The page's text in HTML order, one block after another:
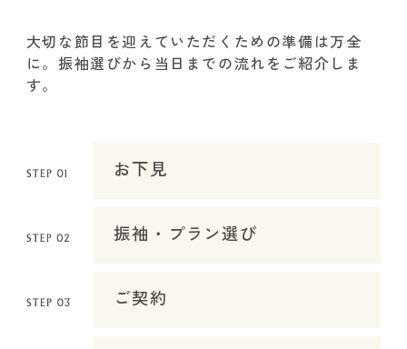
大切な節目を迎えていただくための準備は万全
に。振袖選びから当日までの流れをご紹介しま
す。
お下見
振袖・プラン選び
ご契約